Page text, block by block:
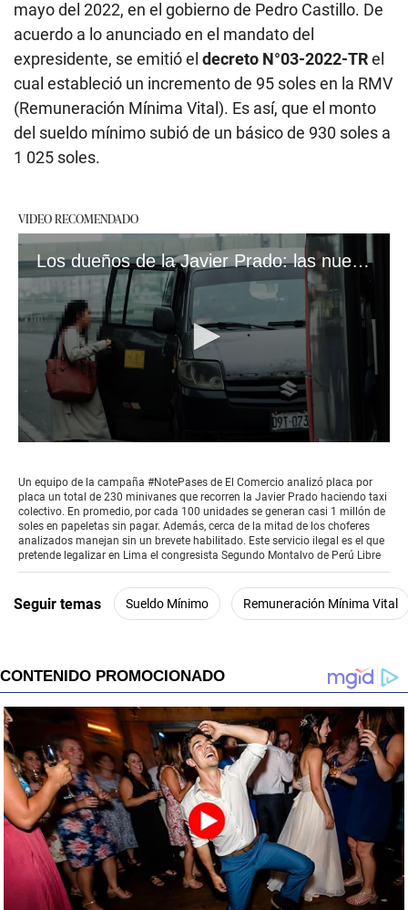
mayo del 2022, en el gobierno de Pedro Castillo. De
acuerdo a lo anunciado en el mandato del
expresidente, se emitió el decreto N°03-2022-TRel
cual estableció un incremento de 95 soles en la RMV
(Remuneración Mínima Vital). Es así, que el monto
del sueldo mínimo subió de un básico de 930 soles a
1 025 soles.
VIDEO RECOMENDADO
Los dueños de la Javier Prado: las nueve cabezas detrás del caos de las minivanes informales #VideosEC
of
3
minutes,
29
seconds
Un equipo de la campaña #NotePases de El Comercio analizó placa por
placa un total de 230 minivanes que recorren la Javier Prado haciendo taxi
colectivo. En promedio, por cada 100 unidades se generan casi 1 millón de
soles en papeletas sin pagar. Además, cerca de la mitad de los choferes
analizados manejan sin un brevete habilitado. Este servicio ilegal es el que
pretende legalizar en Lima el congresista Segundo Montalvo de Perú Libre
Seguir temas Sueldo Mínimo Remuneración Mínima Vital